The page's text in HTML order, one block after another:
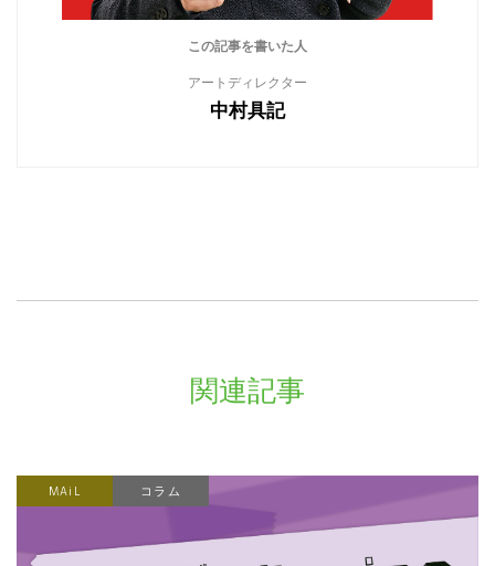
この記事を書いた人
アートディレクター
中村具記
関連記事
MAiL コラム